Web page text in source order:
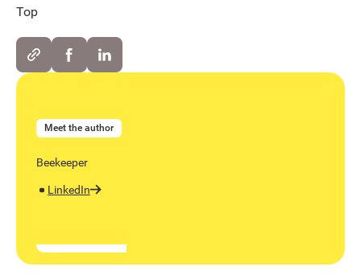
Top
Meet the author
Beekeeper
LinkedIn